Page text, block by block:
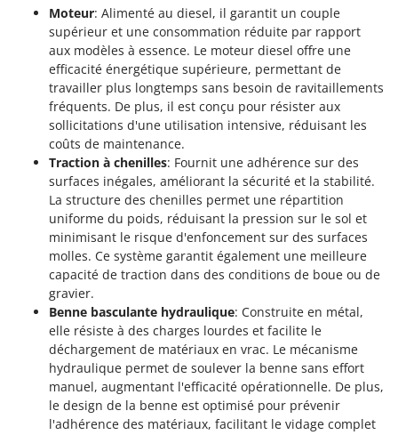
New O.M.R.A.
Nilfisk
Ninja
Novatec
Novital
NuAir
NuovaFac
Officine Savioli
Oliviero
Olix
OMA
Omas
Ompagrill
Ooni
Oriental Koshin
Moteur: Alimenté au diesel, il garantit un couple
supérieur et une consommation réduite par rapport
aux modèles à essence. Le moteur diesel offre une
efficacité énergétique supérieure, permettant de
travailler plus longtemps sans besoin de ravitaillements
fréquents. De plus, il est conçu pour résister aux
sollicitations d'une utilisation intensive, réduisant les
coûts de maintenance.
Traction à chenilles: Fournit une adhérence sur des
surfaces inégales, améliorant la sécurité et la stabilité.
La structure des chenilles permet une répartition
uniforme du poids, réduisant la pression sur le sol et
minimisant le risque d'enfoncement sur des surfaces
molles. Ce système garantit également une meilleure
capacité de traction dans des conditions de boue ou de
gravier.
Benne basculante hydraulique: Construite en métal,
elle résiste à des charges lourdes et facilite le
déchargement de matériaux en vrac. Le mécanisme
hydraulique permet de soulever la benne sans effort
manuel, augmentant l'efficacité opérationnelle. De plus,
le design de la benne est optimisé pour prévenir
l'adhérence des matériaux, facilitant le vidage complet